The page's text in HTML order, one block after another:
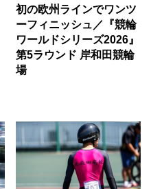
初の欧州ラインでワンツ
ーフィニッシュ／『競輪
ワールドシリーズ2026』
第5ラウンド 岸和田競輪
場